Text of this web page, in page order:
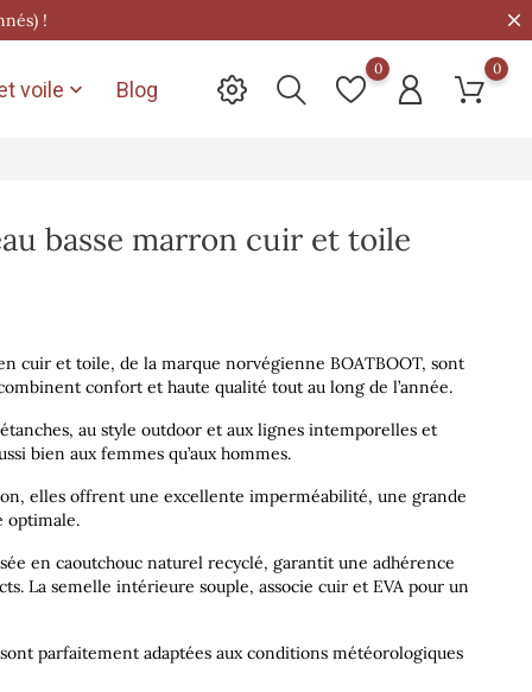
!
voile  Blog
0 0
basse marron cuir et toile
cuir et toile, de la marque norvégienne BOATBOOT, sont
confort et haute qualité tout au long de l’année.
au style outdoor et aux lignes intemporelles et
bien aux femmes qu’aux hommes.
elles offrent une excellente imperméabilité, une grande
optimale.
en caoutchouc naturel recyclé, garantit une adhérence
La semelle intérieure souple, associe cuir et EVA pour un
parfaitement adaptées aux conditions météorologiques